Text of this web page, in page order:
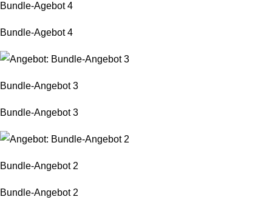
Bundle-Agebot 4
Bundle-Agebot 4
Bundle-Angebot 3
Bundle-Angebot 3
Bundle-Angebot 2
Bundle-Angebot 2